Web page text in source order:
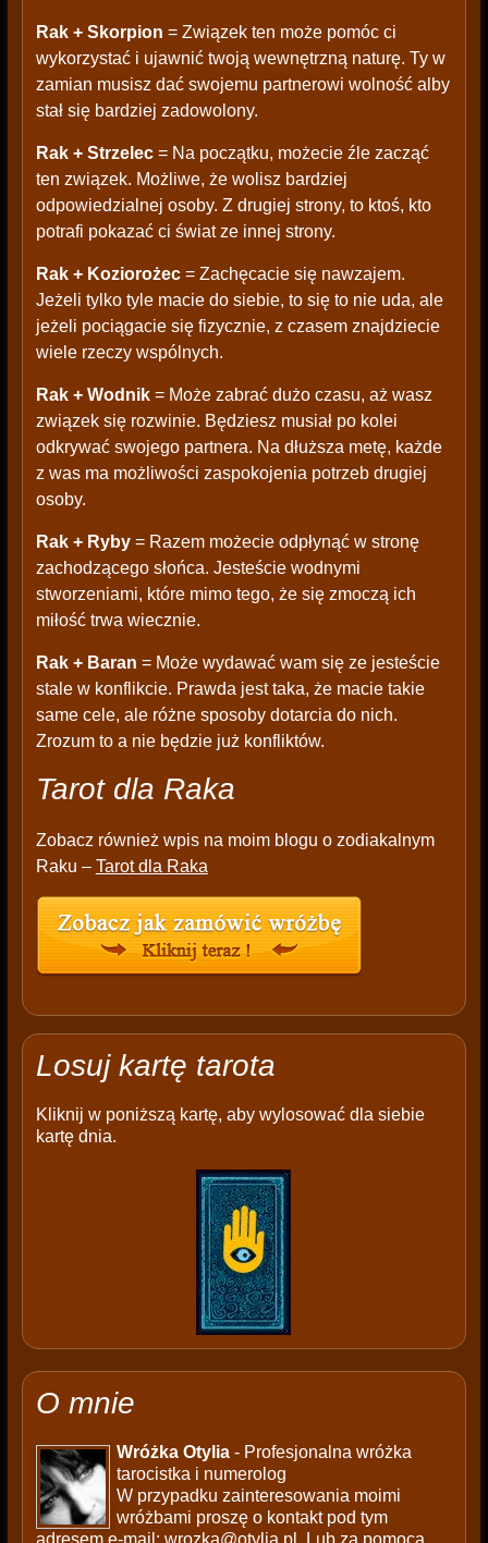
Rak + Skorpion = Związek ten może pomóc ci
wykorzystać i ujawnić twoją wewnętrzną naturę. Ty w
zamian musisz dać swojemu partnerowi wolność alby
stał się bardziej zadowolony.
Rak + Strzelec= Na początku, możecie źle zacząć
ten związek. Możliwe, że wolisz bardziej
odpowiedzialnej osoby. Z drugiej strony, to ktoś, kto
potrafi pokazać ci świat ze innej strony.
Rak + Koziorożec= Zachęcacie się nawzajem.
Jeżeli tylko tyle macie do siebie, to się to nie uda, ale
jeżeli pociągacie się fizycznie, z czasem znajdziecie
wiele rzeczy wspólnych.
Rak + Wodnik= Może zabrać dużo czasu, aż wasz
związek się rozwinie. Będziesz musiał po kolei
odkrywać swojego partnera. Na dłuższa metę, każde
z was ma możliwości zaspokojenia potrzeb drugiej
osoby.
Rak + Ryby= Razem możecie odpłynąć w stronę
zachodzącego słońca. Jesteście wodnymi
stworzeniami, które mimo tego, że się zmoczą ich
miłość trwa wiecznie.
Rak + Baran = Może wydawać wam się ze jesteście
stale w konflikcie. Prawda jest taka, że macie takie
same cele, ale różne sposoby dotarcia do nich.
Zrozum to a nie będzie już konfliktów.
Tarot dla Raka
Zobacz również wpis na moim blogu o zodiakalnym
Raku – Tarot dla Raka
Losuj kartę tarota
Kliknij w poniższą kartę, aby wylosować dla siebie
kartę dnia.
O mnie
Wróżka Otylia- Profesjonalna wróżka
tarocistka i numerolog
W przypadku zainteresowania moimi
wróżbami proszę o kontakt pod tym
adresem e-mail: wrozka@otylia.pl . Lub za pomocą